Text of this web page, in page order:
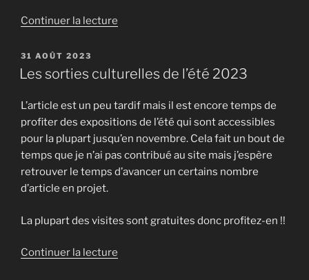
Continuer la lecture
de
Rade
de
Toulon
»
PUBLIÉ
LE
31 AOÛT 2023
Les sorties culturelles de l’été 2023
L’article est un peu tardif mais il est encore temps de
profiter des expositions de l’été qui sont accessibles
pour la plupart jusqu’en novembre. Cela fait un bout de
temps que je n’ai pas contribué au site mais j’espère
retrouver le temps d’avancer un certains nombre
d’article en projet.
La plupart des visites sont gratuites donc profitez-en !!
Continuer la lecture